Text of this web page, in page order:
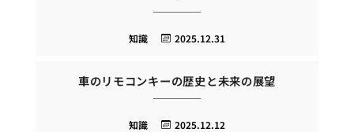
2025.12.31
知識
車のリモコンキーの歴史と未来の展望
2025.12.12
知識